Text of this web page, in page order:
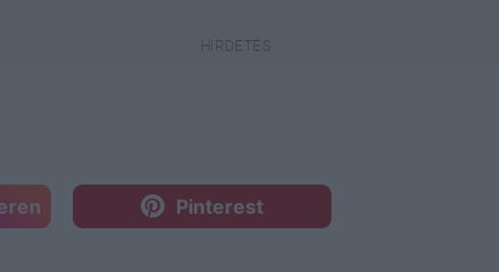
Pinterest